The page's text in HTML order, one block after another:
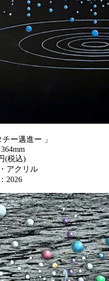
ー邁進ー 」
(税込)
アクリル
2026